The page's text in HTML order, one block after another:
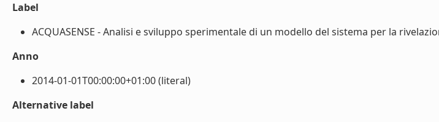
Label
ACQUASENSE - Analisi e sviluppo sperimentale di un modello del sistema per la
Anno
2014-01-01T00:00:00+01:00 (literal)
Alternative label